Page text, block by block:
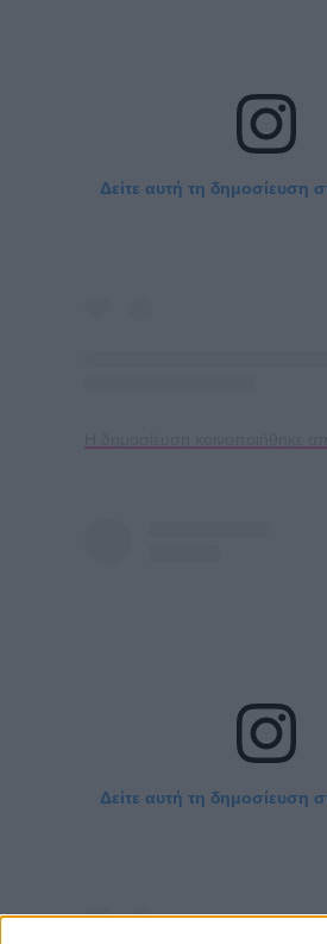
Δείτε αυτή τη δημοσίευση
Δείτε αυτή τη δημοσίευση